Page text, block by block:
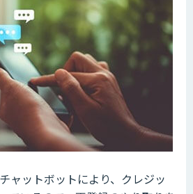
ャットボットにより、クレジッ